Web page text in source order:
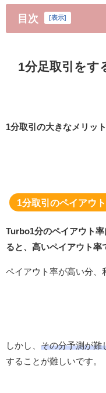
目次 [表示]
1分足取引をす
1分取引の大きなメリット
1分取引のペイアウ
Turbo1分のペイアウト
ると、高いペイアウト率
ペイアウト率が高い分、
しかし、 その分予測が難
することが難しいです。